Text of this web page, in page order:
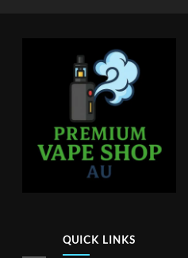
QUICK LINKS